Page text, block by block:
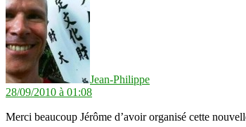
Jean-Philippe
28/09/2010 à 01:08
Merci beaucoup Jérôme d’avoir organisé cette